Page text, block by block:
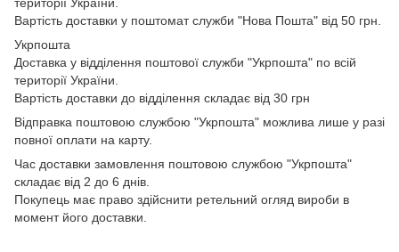
Вартість доставки у поштомат служби "Нова Пошта" від 50 грн.
Укрпошта
Доставка у відділення поштової служби "Укрпошта" по всій
території України.
Вартість доставки до відділення складає від 30 грн
Відправка поштовою службою "Укрпошта" можлива лише у разі
повної оплати на карту.
Час доставки замовлення поштовою службою "Укрпошта"
складає від 2 до 6 днів.
Покупець має право здійснити ретельний огляд вироби в
момент його доставки.